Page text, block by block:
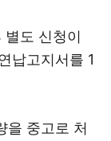
도 신청이
납고지서를 1
을 중고로 처